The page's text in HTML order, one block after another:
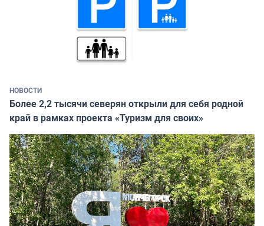
НОВОСТИ
Более 2,2 тысячи северян открыли для себя родной
край в рамках проекта «Туризм для своих»